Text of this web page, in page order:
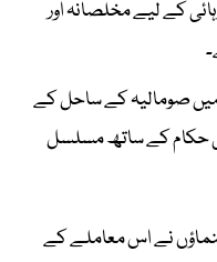
کے لیے مخلصانہ اور
بتایا گیا کہ پاکستان اپریل 2026 میں صومالیہ کے ساحل کے
حکام کے ساتھ مسلسل
نے اس معاملے کے